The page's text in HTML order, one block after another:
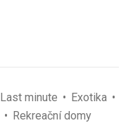
Last minute
Exotika
Rekreační domy